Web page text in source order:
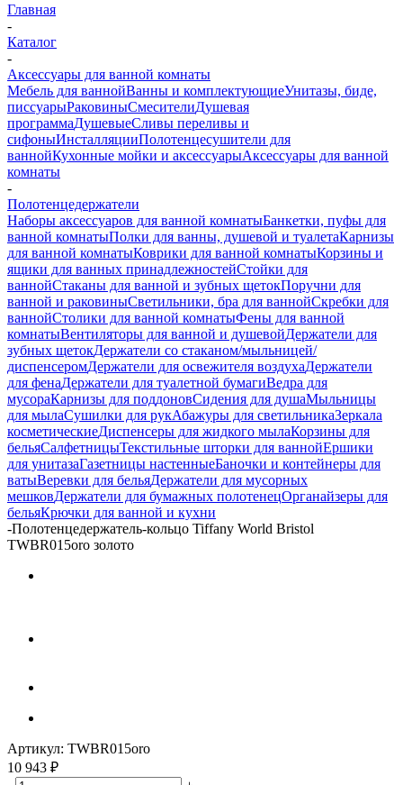
Главная
-
Каталог
-
Аксессуары для ванной комнаты
Мебель для ваннойВанны и комплектующиеУнитазы, биде,
писсуарыРаковиныСмесителиДушевая
программаДушевыеСливы переливы и
сифоныИнсталляцииПолотенцесушители для
ваннойКухонные мойки и аксессуарыАксессуары для ванной
комнаты
-
Полотенцедержатели
Наборы аксессуаров для ванной комнатыБанкетки, пуфы для
ванной комнатыПолки для ванны, душевой и туалетаКарнизы
для ванной комнатыКоврики для ванной комнатыКорзины и
ящики для ванных принадлежностейСтойки для
ваннойСтаканы для ванной и зубных щетокПоручни для
ванной и раковиныСветильники, бра для ваннойСкребки для
ваннойСтолики для ванной комнатыФены для ванной
комнатыВентиляторы для ванной и душевойДержатели для
зубных щетокДержатели со стаканом/мыльницей/
диспенсеромДержатели для освежителя воздухаДержатели
для фенаДержатели для туалетной бумагиВедра для
мусораКарнизы для поддоновСидения для душаМыльницы
для мылаСушилки для рукАбажуры для светильникаЗеркала
косметическиеДиспенсеры для жидкого мылаКорзины для
бельяСалфетницыТекстильные шторки для ваннойЕршики
для унитазаГазетницы настенныеБаночки и контейнеры для
ватыВеревки для бельяДержатели для мусорных
мешковДержатели для бумажных полотенецОрганайзеры для
бельяКрючки для ванной и кухни
-Полотенцедержатель-кольцо Tiffany World Bristol
TWBR015oro золото
Артикул: TWBR015oro
10 943 ₽